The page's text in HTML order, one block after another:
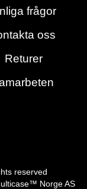
frågor
oss
Returer
reserved
Norge AS